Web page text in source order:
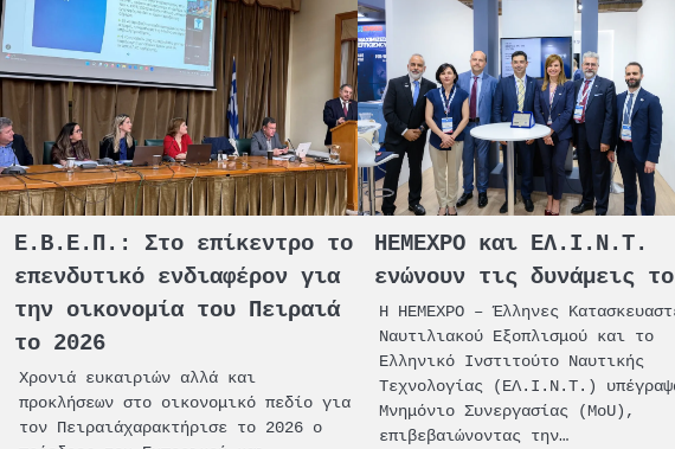
Ε.Β.Ε.Π.: Στο επίκεντρο το
επενδυτικό ενδιαφέρον για
την οικονομία του Πειραιά
το 2026
Χρονιά ευκαιριών αλλά και
προκλήσεων στο οικονομικό πεδίο για
τον Πειραιάχαρακτήρισε το 2026 ο
HEMEXPO και ΕΛ.Ι.Ν.Τ.
ενώνουν τις δυνάμεις
Η HEMEXPO – Έλληνες
Ναυτιλιακού Εξοπλισμού και το
Ελληνικό Ινστιτούτο Ναυτικής
Τεχνολογίας (ΕΛ.Ι.Ν.Τ.)
Μνημόνιο Συνεργασίας (MoU),
επιβεβαιώνοντας την…